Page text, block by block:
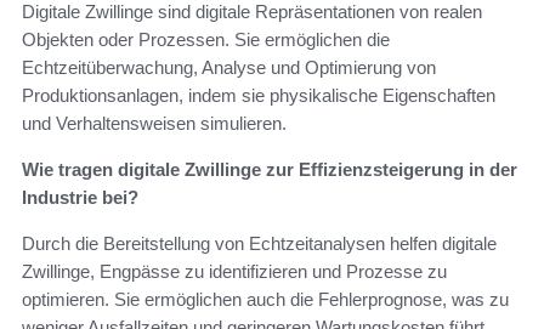
Digitale Zwillinge sind digitale Repräsentationen von realen
Objekten oder Prozessen. Sie ermöglichen die
Echtzeitüberwachung, Analyse und Optimierung von
Produktionsanlagen, indem sie physikalische Eigenschaften
und Verhaltensweisen simulieren.
Wie tragen digitale Zwillinge zur Effizienzsteigerung in der
Industrie bei?
Durch die Bereitstellung von Echtzeitanalysen helfen digitale
Zwillinge, Engpässe zu identifizieren und Prozesse zu
optimieren. Sie ermöglichen auch die Fehlerprognose, was zu